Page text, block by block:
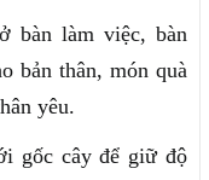
bàn làm việc, bàn
bản thân, món quà
yêu.
gốc cây để giữ độ